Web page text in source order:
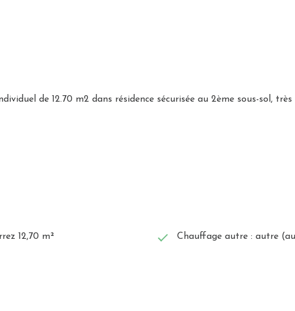
de 12.70 m2 dans résidence sécurisée au 2ème sous-sol,
12,70 m² Chauffage autre : autre